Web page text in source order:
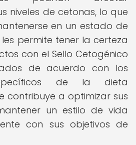
niveles de cetonas, lo que
en un estado de
les permite tener la certeza
con el Sello Cetogénico
de acuerdo con los
de la dieta
contribuye a optimizar sus
un estilo de vida
con sus objetivos de